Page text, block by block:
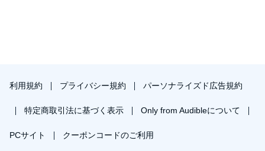
利用規約 プライバシー規約 パーソナライズド広告規約
特定商取引法に基づく表示 Only from Audibleについて
PCサイト クーポンコードのご利用